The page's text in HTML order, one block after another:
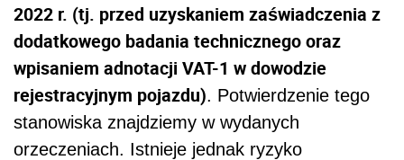
2022 r. (tj. przed uzyskaniem zaświadczenia z
dodatkowego badania technicznego oraz
wpisaniem adnotacji VAT-1 w dowodzie
rejestracyjnym pojazdu). Potwierdzenie tego
stanowiska znajdziemy w wydanych
orzeczeniach. Istnieje jednak ryzyko